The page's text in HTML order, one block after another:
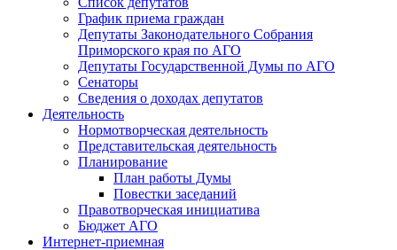
График приема граждан
Депутаты Законодательного Собрания
Приморского края по АГО
Депутаты Государственной Думы по АГО
Сенаторы
Сведения о доходах депутатов
Деятельность
Нормотворческая деятельность
Представительская деятельность
Планирование
План работы Думы
Повестки заседаний
Правотворческая инициатива
Бюджет АГО
Интернет-приемная